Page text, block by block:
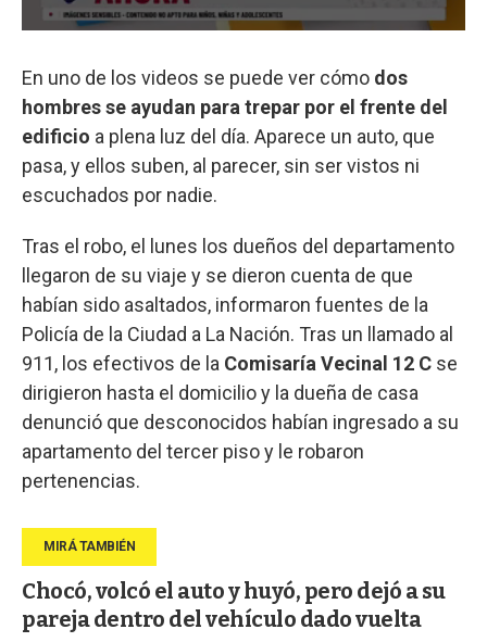
En uno de los videos se puede ver cómo dos
hombres se ayudan para trepar por el frente del
edificio a plena luz del día. Aparece un auto, que
pasa, y ellos suben, al parecer, sin ser vistos ni
escuchados por nadie.
Tras el robo, el lunes los dueños del departamento
llegaron de su viaje y se dieron cuenta de que
habían sido asaltados, informaron fuentes de la
Policía de la Ciudad a La Nación. Tras un llamado al
911, los efectivos de la Comisaría Vecinal 12 C se
dirigieron hasta el domicilio y la dueña de casa
denunció que desconocidos habían ingresado a su
apartamento del tercer piso y le robaron
pertenencias.
Chocó, volcó el auto y huyó, pero dejó a su
pareja dentro del vehículo dado vuelta